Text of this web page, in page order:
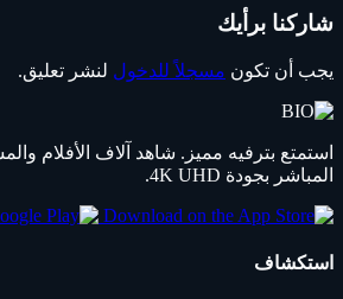
شاركنا برأيك
يجب أن تكون مسجلاً للدخول لنشر تعليق.
استمتع بترفيه مميز. شاهد آلاف الأفلام
المباشر بجودة 4K UHD.
استكشاف